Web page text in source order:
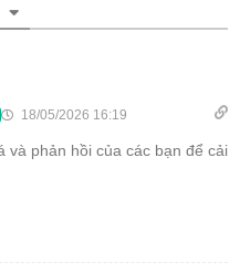
18/05/2026 16:19
và phản hồi của các bạn để cải